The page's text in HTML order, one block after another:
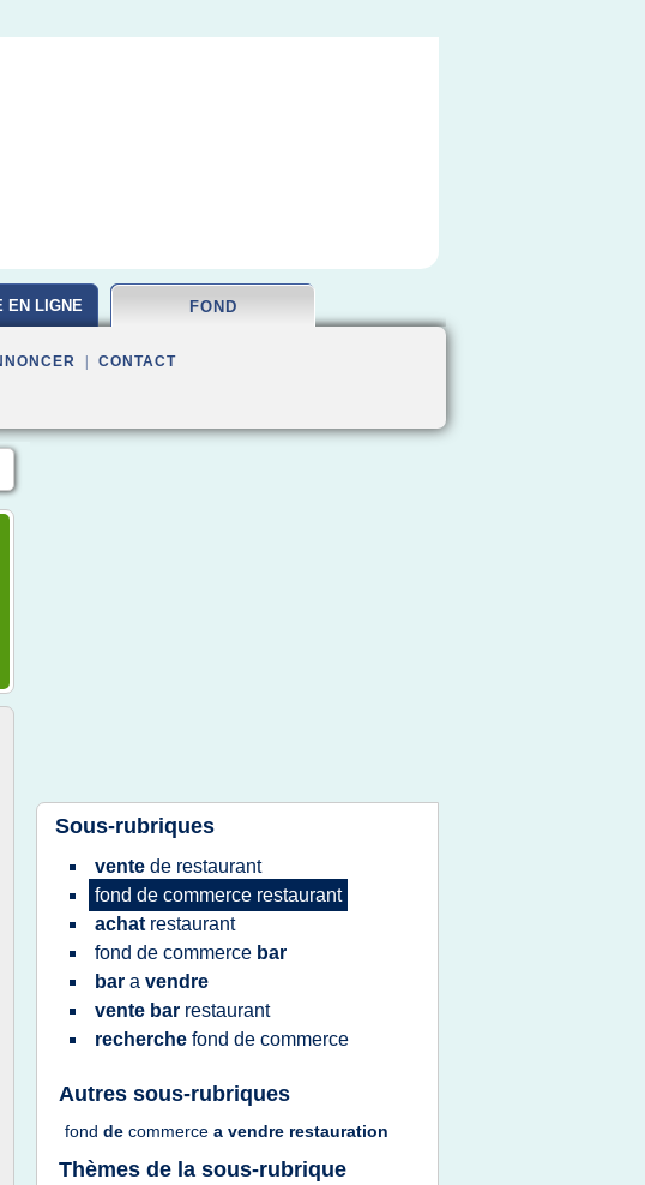
EN LIGNE FOND
CONTACT
Sous-rubriques
vente de restaurant
fond de commerce restaurant
achat restaurant
fond de commerce bar
bar a vendre
vente bar restaurant
recherche fond de commerce
Autres sous-rubriques
fond de commerce a vendre restauration
Thèmes de la sous-rubrique